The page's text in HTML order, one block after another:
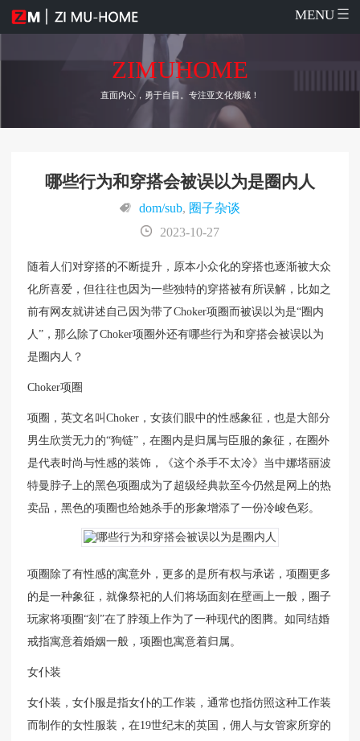
MENU
ZIMUHOME
直面内心，勇于自目。专注亚文化领域！
哪些行为和穿搭会被误以为是圈内人
dom/sub, 圈子杂谈
2023-10-27
随着人们对穿搭的不断提升，原本小众化的穿搭也逐渐被大众
化所喜爱，但往往也因为一些独特的穿搭被有所误解，比如之
前有网友就讲述自己因为带了Choker项圈而被误以为是“圈内
人”，那么除了Choker项圈外还有哪些行为和穿搭会被误以为
是圈内人？
Choker项圈
项圈，英文名叫Choker，女孩们眼中的性感象征，也是大部分
男生欣赏无力的“狗链”，在圈内是归属与臣服的象征，在圈外
是代表时尚与性感的装饰，《这个杀手不太冷》当中娜塔丽波
特曼脖子上的黑色项圈成为了超级经典款至今仍然是网上的热
卖品，黑色的项圈也给她杀手的形象增添了一份冷峻色彩。
项圈除了有性感的寓意外，更多的是所有权与承诺，项圈更多
的是一种象征，就像祭祀的人们将场面刻在壁画上一般，圈子
玩家将项圈“刻”在了脖颈上作为了一种现代的图腾。如同结婚
戒指寓意着婚姻一般，项圈也寓意着归属。
女仆装
女仆装，女仆服是指女仆的工作装，通常也指仿照这种工作装
而制作的女性服装，在19世纪末的英国，佣人与女管家所穿的